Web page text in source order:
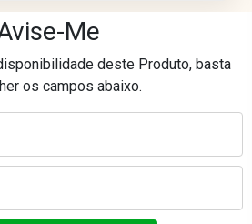
Me
deste Produto, basta
os campos abaixo.
realizadas neste canal online.
de Morais, 1681 - Imbiribeira - Recife/PE
Todos os direitos reservados.